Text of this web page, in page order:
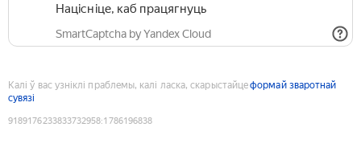
Націсніце, каб працягнуць
SmartCaptcha by Yandex Cloud
Калі ў вас узніклі праблемы, калі ласка, скарыстайцеформай зваротнай
сувязі
9189176233833732958:1786196838